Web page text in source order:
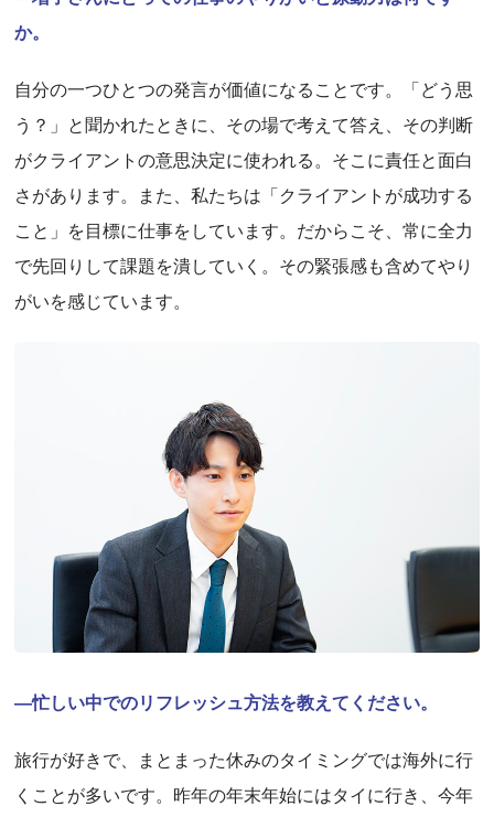
か。
自分の一つひとつの発言が価値になることです。「どう思
う？」と聞かれたときに、その場で考えて答え、その判断
がクライアントの意思決定に使われる。そこに責任と面白
さがあります。また、私たちは「クライアントが成功する
こと」を目標に仕事をしています。だからこそ、常に全力
で先回りして課題を潰していく。その緊張感も含めてやり
がいを感じています。
―忙しい中でのリフレッシュ方法を教えてください。
旅行が好きで、まとまった休みのタイミングでは海外に行
くことが多いです。昨年の年末年始にはタイに行き、今年